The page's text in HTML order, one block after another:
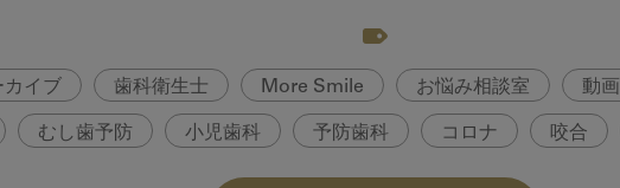
イブ 歯科衛生士 More Smile お悩み相談室 動画
むし歯予防 小児歯科 予防歯科 コロナ 咬合
医科歯科連携 口腔機能発達不全症